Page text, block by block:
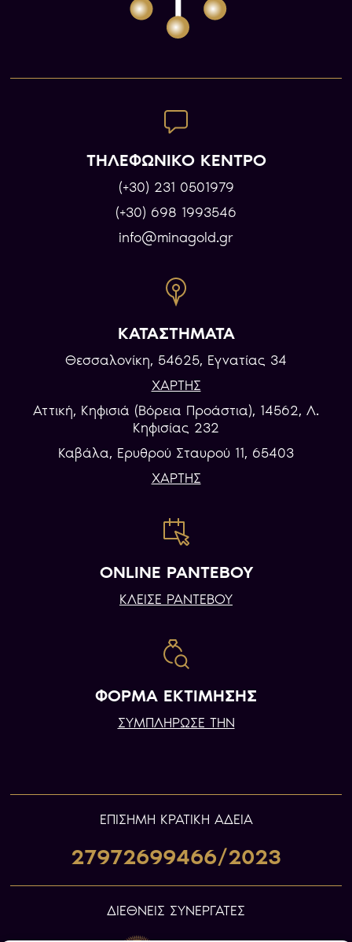
ΤΗΛΕΦΩΝΙΚΟ ΚΕΝΤΡΟ
(+30) 231 0501979
(+30) 698 1993546
info@minagold.gr
ΚΑΤΑΣΤΗΜΑΤΑ
Θεσσαλονίκη, 54625, Εγνατίας 34
ΧΑΡΤΗΣ
Αττική, Κηφισιά (Βόρεια Προάστια), 14562, Λ.
Κηφισίας 232
Καβάλα, Eρυθρού Σταυρού 11, 65403
ΧΑΡΤΗΣ
ONLINE ΡΑΝΤΕΒΟΥ
ΚΛΕΙΣΕ ΡΑΝΤΕΒΟΥ
ΦΟΡΜΑ ΕΚΤΙΜΗΣΗΣ
ΣΥΜΠΛΗΡΩΣΕ ΤΗΝ
ΕΠIΣΗΜΗ ΚΡΑΤΙΚΗ ΑΔΕΙΑ
27972699466/2023
ΔΙΕΘΝΕΙΣ ΣΥΝΕΡΓΑΤΕΣ